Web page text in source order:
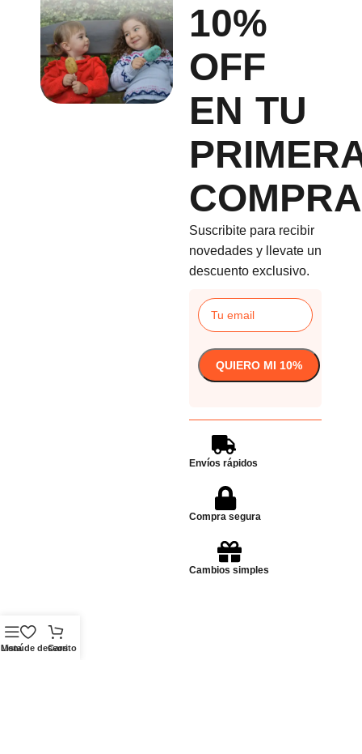
10%
OFF
EN TU
COMPRA
Suscribite para recibir
novedades y llevate un
descuento exclusivo.
Envíos rápidos
Compra segura
Cambios simples
Menú
Lista de deseos
Carrito